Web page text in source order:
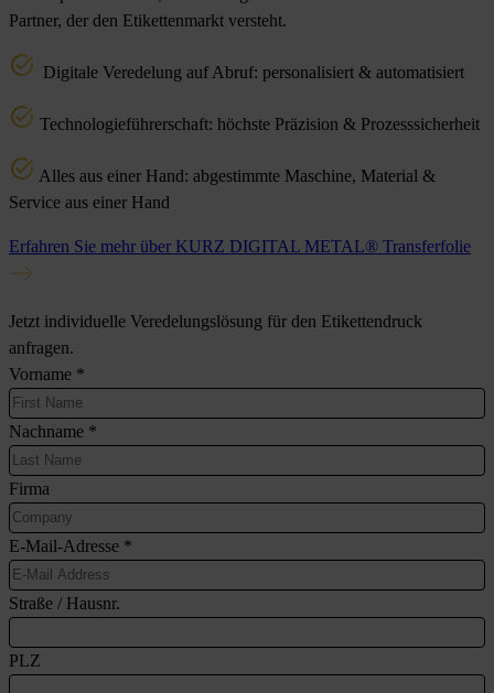
Partner, der den Etikettenmarkt versteht.
Digitale Veredelung auf Abruf: personalisiert & automatisiert
Technologieführerschaft: höchste Präzision & Prozesssicherheit
Alles aus einer Hand: abgestimmte Maschine, Material &
Service aus einer Hand
Erfahren Sie mehr über KURZ DIGITAL METAL® Transferfolie
Jetzt individuelle Veredelungslösung für den Etikettendruck
anfragen.
Vorname *
Nachname *
Firma
E-Mail-Adresse *
Straße / Hausnr.
PLZ